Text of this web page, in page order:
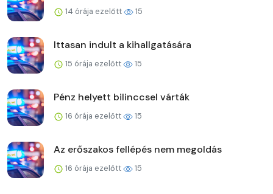
14 órája ezelőtt 15
Ittasan indult a kihallgatására
15 órája ezelőtt 15
Pénz helyett bilinccsel várták
16 órája ezelőtt 15
Az erőszakos fellépés nem megoldás
16 órája ezelőtt 15